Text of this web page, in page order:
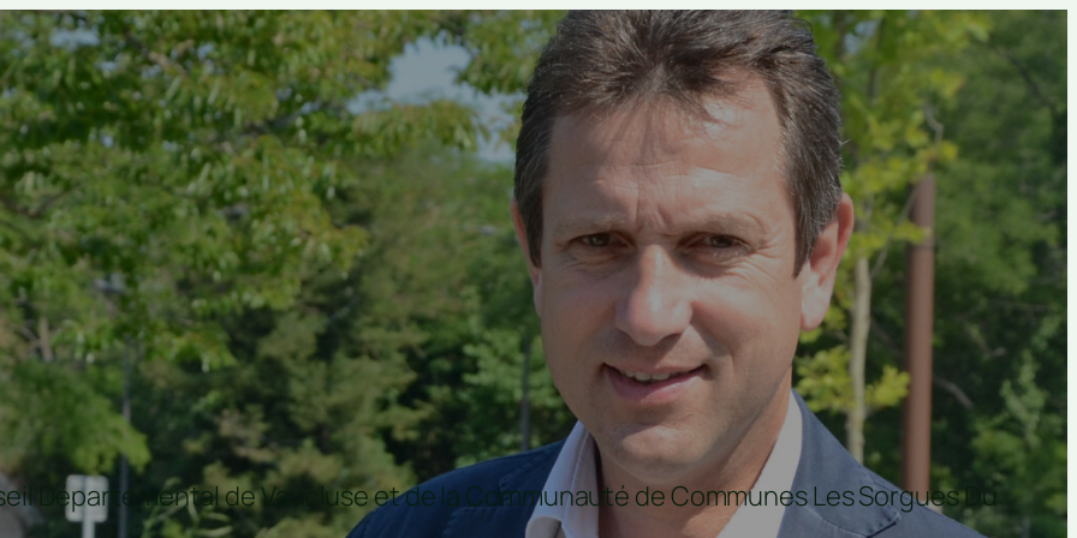
Départemental de Vaucluse et de la Communauté de Communes Les Sorgues Du